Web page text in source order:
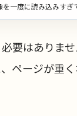
を一度に読み込みすぎ
要はありませ
ページが重